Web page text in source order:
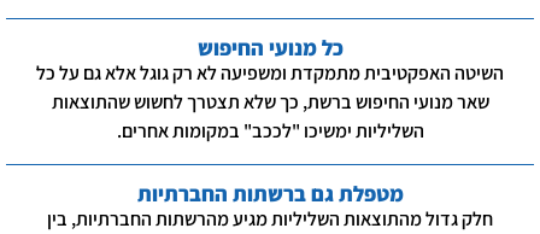
כל מנועי החיפוש
השיטה האפקטיבית מתמקדת ומשפיעה לא רק גוגל אלא גם על כל
שאר מנועי החיפוש ברשת, כך שלא תצטרך לחשוש שהתוצאות
השליליות ימשיכו "לככב" במקומות אחרים.
מטפלת גם ברשתות החברתיות
חלק גדול מהתוצאות השליליות מגיע מהרשתות החברתיות, בין